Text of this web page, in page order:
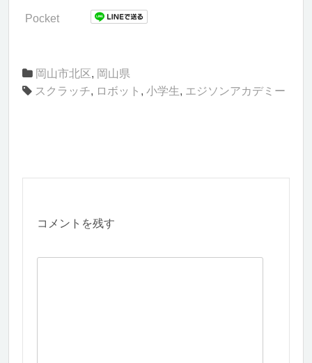
Pocket
岡山市北区, 岡山県
スクラッチ, ロボット , 小学生, エジソンアカデミー
コメントを残す